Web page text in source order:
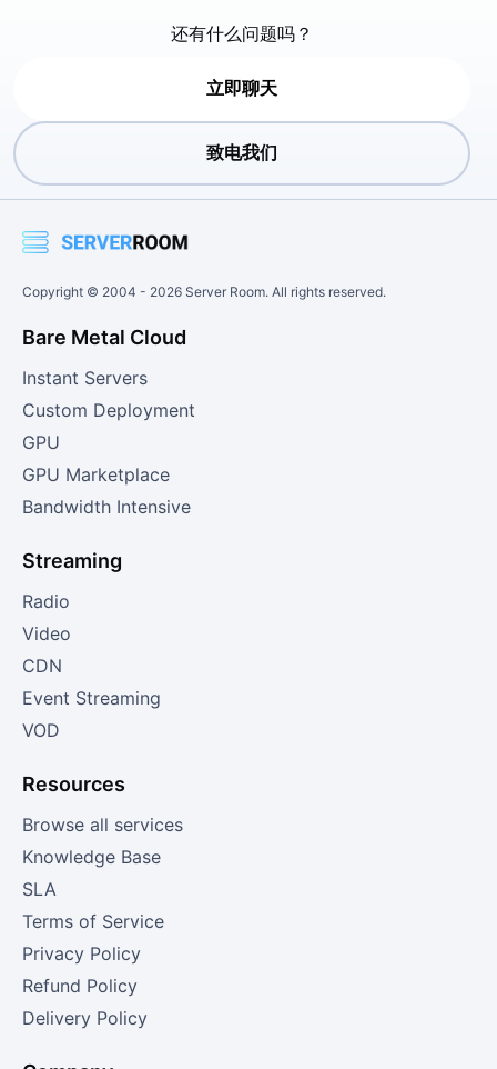
还有什么问题吗？
立即聊天
致电我们
Copyright © 2004 - 2026 Server Room. All rights reserved.
Bare Metal Cloud
Instant Servers
Custom Deployment
GPU
GPU Marketplace
Bandwidth Intensive
Streaming
Radio
Video
CDN
Event Streaming
VOD
Resources
Browse all services
Knowledge Base
SLA
Terms of Service
Privacy Policy
Refund Policy
Delivery Policy